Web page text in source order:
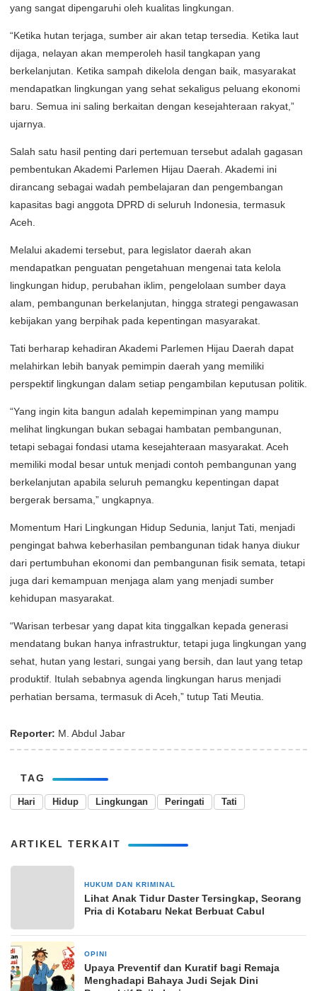
yang sangat dipengaruhi oleh kualitas lingkungan.
“Ketika hutan terjaga, sumber air akan tetap tersedia. Ketika laut
dijaga, nelayan akan memperoleh hasil tangkapan yang
berkelanjutan. Ketika sampah dikelola dengan baik, masyarakat
mendapatkan lingkungan yang sehat sekaligus peluang ekonomi
baru. Semua ini saling berkaitan dengan kesejahteraan rakyat,”
ujarnya.
Salah satu hasil penting dari pertemuan tersebut adalah gagasan
pembentukan Akademi Parlemen Hijau Daerah. Akademi ini
dirancang sebagai wadah pembelajaran dan pengembangan
kapasitas bagi anggota DPRD di seluruh Indonesia, termasuk
Aceh.
Melalui akademi tersebut, para legislator daerah akan
mendapatkan penguatan pengetahuan mengenai tata kelola
lingkungan hidup, perubahan iklim, pengelolaan sumber daya
alam, pembangunan berkelanjutan, hingga strategi pengawasan
kebijakan yang berpihak pada kepentingan masyarakat.
Tati berharap kehadiran Akademi Parlemen Hijau Daerah dapat
melahirkan lebih banyak pemimpin daerah yang memiliki
perspektif lingkungan dalam setiap pengambilan keputusan politik.
“Yang ingin kita bangun adalah kepemimpinan yang mampu
melihat lingkungan bukan sebagai hambatan pembangunan,
tetapi sebagai fondasi utama kesejahteraan masyarakat. Aceh
memiliki modal besar untuk menjadi contoh pembangunan yang
berkelanjutan apabila seluruh pemangku kepentingan dapat
bergerak bersama,” ungkapnya.
Momentum Hari Lingkungan Hidup Sedunia, lanjut Tati, menjadi
pengingat bahwa keberhasilan pembangunan tidak hanya diukur
dari pertumbuhan ekonomi dan pembangunan fisik semata, tetapi
juga dari kemampuan menjaga alam yang menjadi sumber
kehidupan masyarakat.
“Warisan terbesar yang dapat kita tinggalkan kepada generasi
mendatang bukan hanya infrastruktur, tetapi juga lingkungan yang
sehat, hutan yang lestari, sungai yang bersih, dan laut yang tetap
produktif. Itulah sebabnya agenda lingkungan harus menjadi
perhatian bersama, termasuk di Aceh,” tutup Tati Meutia.
Reporter: M. Abdul Jabar
TAG
Hari Hidup Lingkungan Peringati Tati
ARTIKEL TERKAIT
HUKUM DAN KRIMINAL
Lihat Anak Tidur Daster Tersingkap, Seorang
Pria di Kotabaru Nekat Berbuat Cabul
OPINI
Upaya Preventif dan Kuratif bagi Remaja
Menghadapi Bahaya Judi Sejak Dini